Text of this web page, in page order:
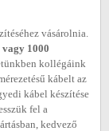
vásárolnia.
1000
kollégáink
kábelt az
kábel készítése
fel a
kedvező